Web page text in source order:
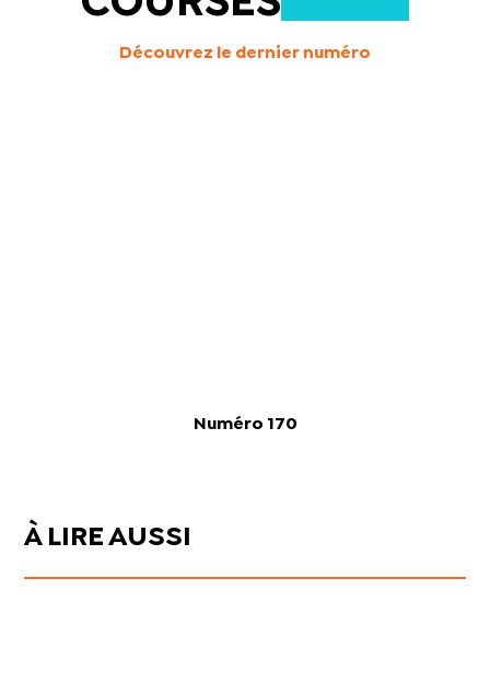
Découvrez le dernier numéro
Numéro 170
À LIRE AUSSI